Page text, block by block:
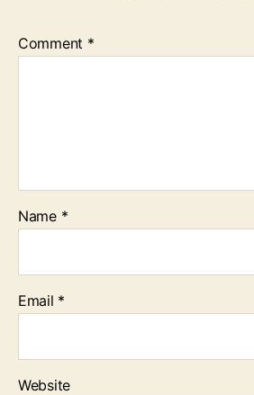
Comment *
Name *
Email *
Website